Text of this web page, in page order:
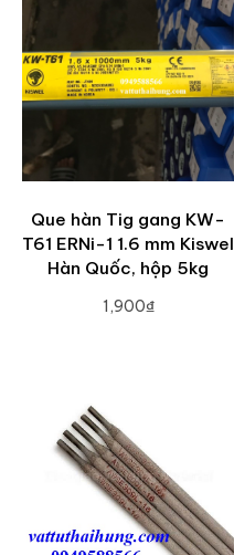
Que hàn Tig gang KW-
T61 ERNi-1 1.6 mm Kiswel
Hàn Quốc, hộp 5kg
1,900₫